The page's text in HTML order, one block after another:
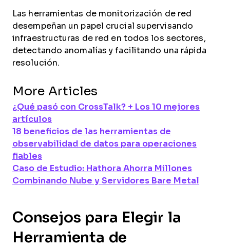
Las herramientas de monitorización de red
desempeñan un papel crucial supervisando
infraestructuras de red en todos los sectores,
detectando anomalías y facilitando una rápida
resolución.
More Articles
¿Qué pasó con CrossTalk? + Los 10 mejores
artículos
18 beneficios de las herramientas de
observabilidad de datos para operaciones
fiables
Caso de Estudio: Hathora Ahorra Millones
Combinando Nube y Servidores Bare Metal
Consejos para Elegir la
Herramienta de